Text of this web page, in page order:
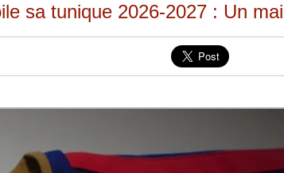
sa tunique 2026-2027 : Un